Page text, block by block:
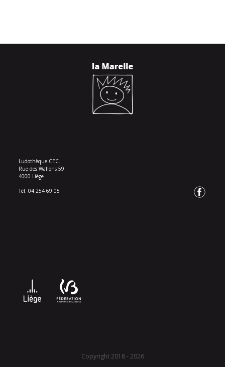
Ludothèque CEC.
Rue des Wallons 59
4000 Liège
Tél. 04 254 69 05
Copyright 2018 - 2026